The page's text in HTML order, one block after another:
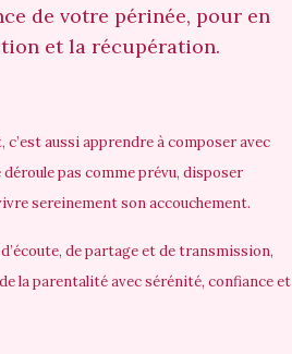
de votre périnée, pour en
et la récupération.
c’est aussi apprendre à composer avec
pas comme prévu, disposer
sereinement son accouchement.
de partage et de transmission,
la parentalité avec sérénité, confiance et